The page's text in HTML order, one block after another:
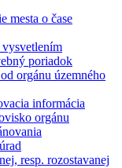
mesta o čase
vysvetlením
poriadok
orgánu územného
informácia
orgánu
resp. rozostavanej